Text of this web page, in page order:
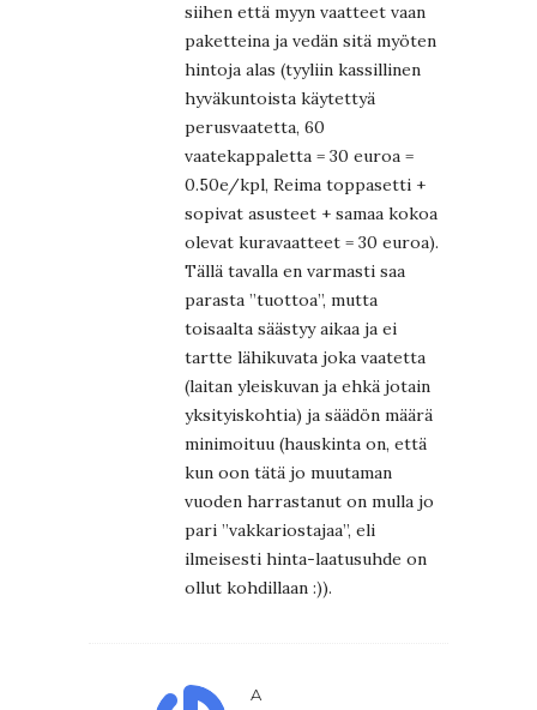
siihen että myyn vaatteet vaan
paketteina ja vedän sitä myöten
hintoja alas (tyyliin kassillinen
hyväkuntoista käytettyä
perusvaatetta, 60
vaatekappaletta = 30 euroa =
0.50e/kpl, Reima toppasetti +
sopivat asusteet + samaa kokoa
olevat kuravaatteet = 30 euroa).
Tällä tavalla en varmasti saa
parasta ”tuottoa”, mutta
toisaalta säästyy aikaa ja ei
tartte lähikuvata joka vaatetta
(laitan yleiskuvan ja ehkä jotain
yksityiskohtia) ja säädön määrä
minimoituu (hauskinta on, että
kun oon tätä jo muutaman
vuoden harrastanut on mulla jo
pari ”vakkariostajaa”, eli
ilmeisesti hinta-laatusuhde on
ollut kohdillaan :)).
A